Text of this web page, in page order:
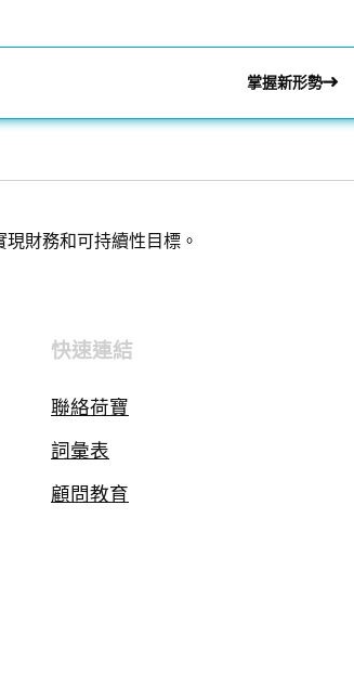
掌握新形勢
財務和可持續性目標。
快速連結
聯絡荷寶
詞彙表
顧問教育